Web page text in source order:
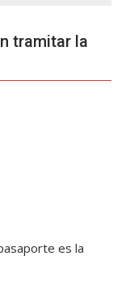
tramitar la
es la